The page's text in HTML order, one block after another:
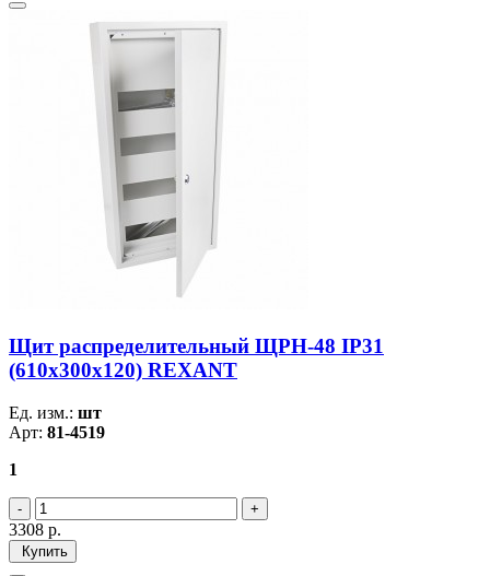
Щит распределительный ЩРН-48 IP31
(610х300х120) REXANT
Ед. изм.: шт
Арт: 81-4519
1
3308 р.
Купить